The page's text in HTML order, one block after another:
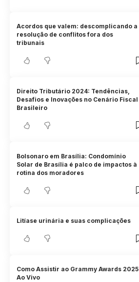
Acordos que valem: descomplicando a
resolução de conflitos fora dos
tribunais
Direito Tributário 2024: Tendências,
Desafios e Inovações no Cenário Fiscal
Brasileiro
Bolsonaro em Brasília: Condomínio
Solar de Brasília é palco de impactos à
rotina dos moradores
Litíase urinária e suas complicações
Como Assistir ao Grammy Awards 2025
Ao Vivo